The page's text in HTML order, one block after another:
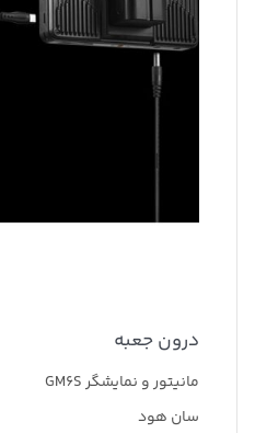
درون جعبه
مانیتور و نمایشگر GM6S
سان هود